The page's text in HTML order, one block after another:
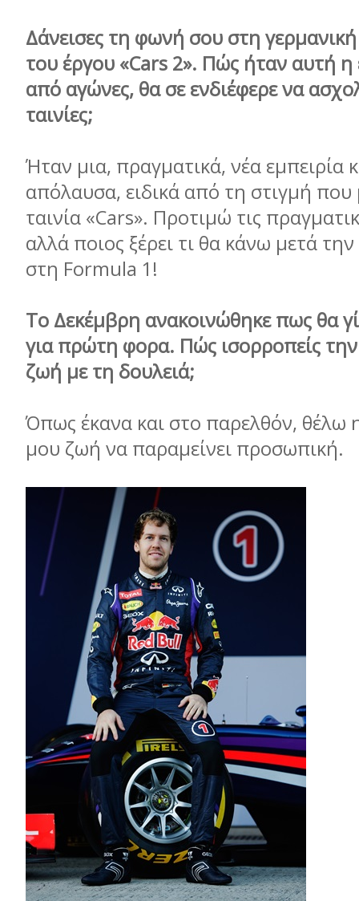
Δάνεισες τη φωνή σου στη
του έργου «Cars 2». Πώς ήταν αυτή η
από αγώνες, θα σε ενδιέφερε να
ταινίες;
Ήταν μια, πραγματικά, νέα εμπειρία
απόλαυσα, ειδικά από τη στιγμή που
ταινία «Cars». Προτιμώ τις
αλλά ποιος ξέρει τι θα κάνω μετά
στη Formula 1!
Το Δεκέμβρη ανακοινώθηκε πως θα
για πρώτη φορα. Πώς ισορροπείς την
ζωή με τη δουλειά;
Όπως έκανα και στο παρελθόν, θέλω
μου ζωή να παραμείνει προσωπική.